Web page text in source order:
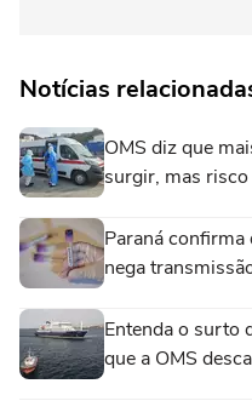
Notícias
OMS diz que
surgir, mas
Paraná
nega
Entenda o surto
que a OMS